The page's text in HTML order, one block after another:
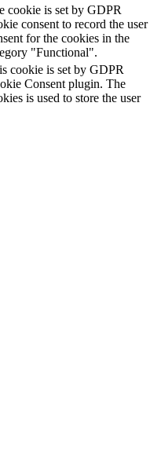
cookie is set by GDPR
consent to record the user
for the cookies in the
"Functional".
cookie is set by GDPR
Consent plugin. The
is used to store the user